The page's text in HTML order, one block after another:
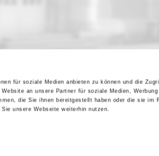
für soziale Medien anbieten zu können und die
an unsere Partner für soziale Medien,
die Sie ihnen bereitgestellt haben oder die sie im
unsere Webseite weiterhin nutzen.